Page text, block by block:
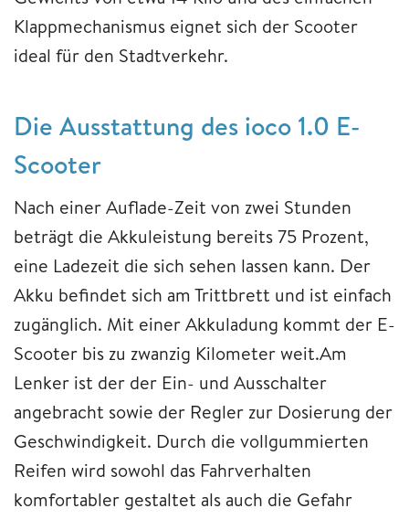
Klappmechanismus eignet sich der Scooter
ideal für den Stadtverkehr.
Die Ausstattung des ioco 1.0 E-
Scooter
Nach einer Auflade-Zeit von zwei Stunden
beträgt die Akkuleistung bereits 75 Prozent,
eine Ladezeit die sich sehen lassen kann. Der
Akku befindet sich am Trittbrett und ist einfach
zugänglich. Mit einer Akkuladung kommt der E-
Scooter bis zu zwanzig Kilometer weit.Am
Lenker ist der der Ein- und Ausschalter
angebracht sowie der Regler zur Dosierung der
Geschwindigkeit. Durch die vollgummierten
Reifen wird sowohl das Fahrverhalten
komfortabler gestaltet als auch die Gefahr